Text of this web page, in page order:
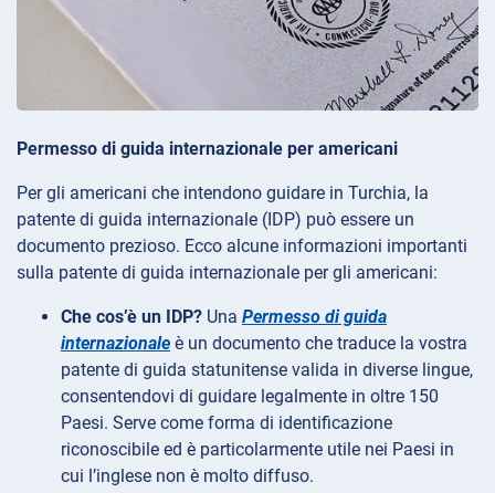
Permesso di guida internazionale per americani
Per gli americani che intendono guidare in Turchia, la
patente di guida internazionale (IDP) può essere un
documento prezioso. Ecco alcune informazioni importanti
sulla patente di guida internazionale per gli americani:
Che cos’è un IDP? Una Permesso di guida
internazionale è un documento che traduce la vostra
patente di guida statunitense valida in diverse lingue,
consentendovi di guidare legalmente in oltre 150
Paesi. Serve come forma di identificazione
riconoscibile ed è particolarmente utile nei Paesi in
cui l’inglese non è molto diffuso.